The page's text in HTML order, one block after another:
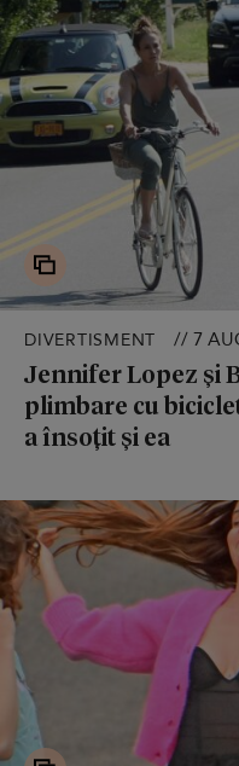
DIVERTISMENT // 7
Jennifer Lopez și
plimbare cu
a însoțit și ea